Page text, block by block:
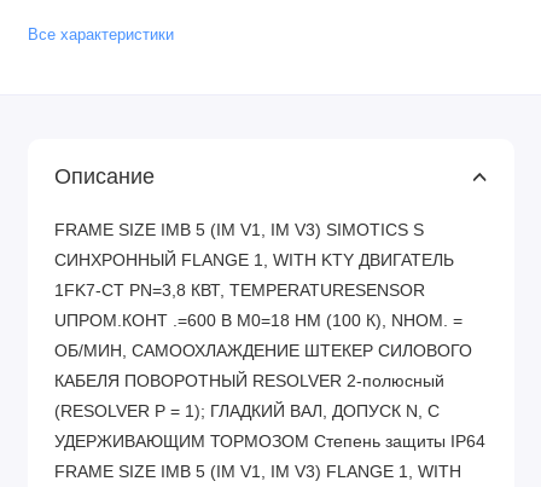
Все характеристики
Описание
FRAME SIZE IMB 5 (IM V1, IM V3) SIMOTICS S
СИНХРОННЫЙ FLANGE 1, WITH KTY ДВИГАТЕЛЬ
1FK7-CT PN=3,8 КВТ, TEMPERATURESENSOR
UПРОМ.КОНТ .=600 В M0=18 HM (100 К), NНОМ. =
ОБ/МИН, САМООХЛАЖДЕНИЕ ШТЕКЕР СИЛОВОГО
КАБЕЛЯ ПОВОРОТНЫЙ RESOLVER 2-полюсный
(RESOLVER Р = 1); ГЛАДКИЙ ВАЛ, ДОПУСК N, С
УДЕРЖИВАЮЩИМ ТОРМОЗОМ Степень защиты IP64
FRAME SIZE IMB 5 (IM V1, IM V3) FLANGE 1, WITH